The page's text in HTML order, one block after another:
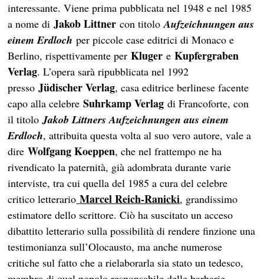
interessante. Viene prima pubblicata nel 1948 e nel 1985
a nome diJakob Littner con titoloAufzeichnungen aus
einem Erdloch per piccole case editrici di Monaco e
Berlino, rispettivamente perKluger eKupfergraben
Verlag. L’opera sarà ripubblicata nel 1992
pressoJüdischer Verlag, casa editrice berlinese facente
capo alla celebreSuhrkamp Verlagdi Francoforte, con
il titoloJakob Littners Aufzeichnungen aus einem
Erdloch, attribuita questa volta al suo vero autore, vale a
direWolfgang Koeppen, che nel frattempo ne ha
rivendicato la paternità, già adombrata durante varie
interviste, tra cui quella del 1985 a cura del celebre
critico letterario Marcel Reich-Ranicki, grandissimo
estimatore dello scrittore. Ciò ha suscitato un acceso
dibattito letterario sulla possibilità di rendere finzione una
testimonianza sull’Olocausto, ma anche numerose
critiche sul fatto che a rielaborarla sia stato un tedesco,